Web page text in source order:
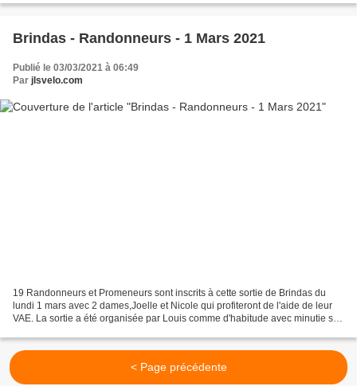
Brindas - Randonneurs - 1 Mars 2021
Publié le 03/03/2021 à 06:49
Par jlsvelo.com
19 Randonneurs et Promeneurs sont inscrits à cette sortie de Brindas du
lundi 1 mars avec 2 dames,Joelle et Nicole qui profiteront de l'aide de leur
VAE. La sortie a été organisée par Louis comme d'habitude avec minutie sur
< Page précédente